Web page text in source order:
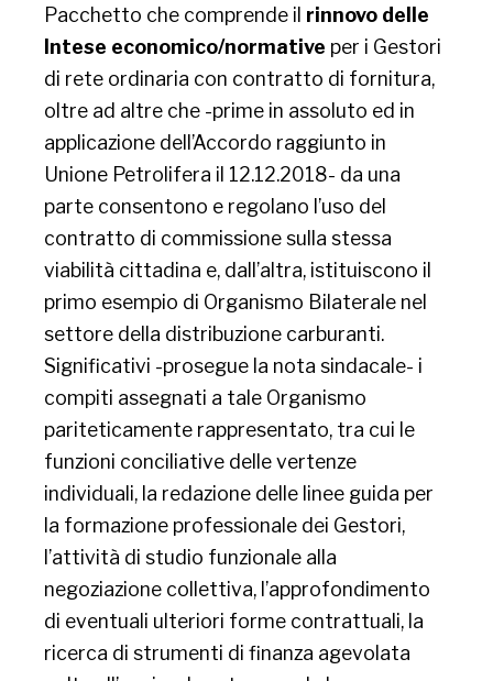
Pacchetto che comprende il rinnovo delle
Intese economico/normative per i Gestori
di rete ordinaria con contratto di fornitura,
oltre ad altre che -prime in assoluto ed in
applicazione dell’Accordo raggiunto in
Unione Petrolifera il 12.12.2018- da una
parte consentono e regolano l’uso del
contratto di commissione sulla stessa
viabilità cittadina e, dall’altra, istituiscono il
primo esempio di Organismo Bilaterale nel
settore della distribuzione carburanti.
Significativi -prosegue la nota sindacale- i
compiti assegnati a tale Organismo
pariteticamente rappresentato, tra cui le
funzioni conciliative delle vertenze
individuali, la redazione delle linee guida per
la formazione professionale dei Gestori,
l’attività di studio funzionale alla
negoziazione collettiva, l’approfondimento
di eventuali ulteriori forme contrattuali, la
ricerca di strumenti di finanza agevolata